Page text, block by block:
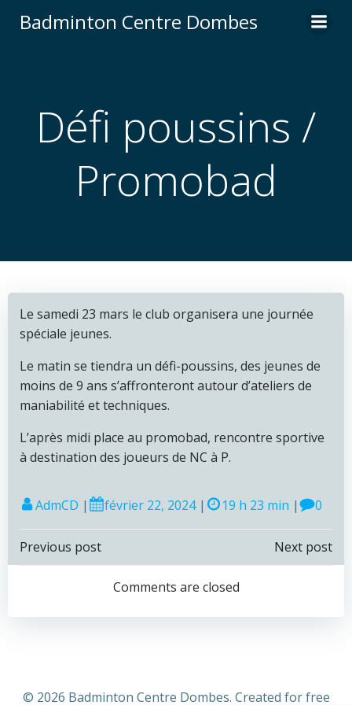
au
Badminton Centre Dombes
Défi poussins /
Promobad
Le samedi 23 mars le club organisera une journée
spéciale jeunes.
Le matin se tiendra un défi-poussins, des jeunes de
moins de 9 ans s’affronteront autour d’ateliers de
maniabilité et techniques.
L’après midi place au promobad, rencontre sportive
à destination des joueurs de NC à P.
AdmCD | février 22, 2024 | 19 h 23 min | 0
Navigation
l’article
Previous post
Navigation
de
l’article
Next post
Comments are closed
© 2026 Badminton Centre Dombes. Created for free